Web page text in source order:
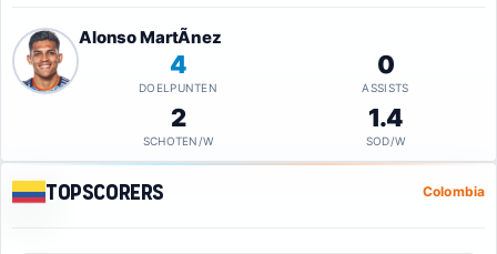
Alonso MartÃ­nez
4
DOELPUNTEN
0
ASSISTS
2
SCHOTEN/W
1.4
SOD/W
Topscorers Colombia